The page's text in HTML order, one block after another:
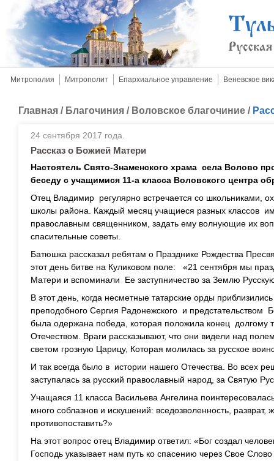
Митрополия Митрополит Епархиальное управление Веневское
Главная / Благочиния / Воловское благочиние /
24 сентября 2017 года.
Рассказ о Божией Матери
Настоятель Свято-Знаменского храма села Волово
беседу с учащимися 11-а класса Воловского центра
Отец Владимир регулярно встречается со школьниками,
школы района. Каждый месяц учащиеся разных классов
православным священником, задать ему волнующие их
спасительные советы.
Батюшка рассказал ребятам о Празднике Рождества
этот день битве на Куликовом поле: «21 сентября мы
Матери и вспоминали Ее заступничество за Землю
В этот день, когда несметные татарские орды
преподобного Сергия Радонежского и предстательством
была одержана победа, которая положила конец долгому
Отечеством. Враги рассказывают, что они видели над
светом грозную Царицу, Которая молилась за русское
И так всегда было в истории нашего Отечества. Во всех
заступалась за русский православный народ, за Святую
Учащаяся 11 класса Васильева Ангелина
много соблазнов и искушений: вседозволенность, разврат,
противопоставить?»
На этот вопрос отец Владимир ответил: «Бог создал
Господь указывает нам путь ко спасению через Свое